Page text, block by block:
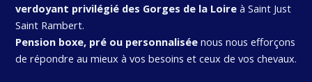
verdoyant privilégié des Gorges de la Loireà Saint Just
Saint Rambert.
Pension boxe, pré ou personnaliséenous nous efforçons
de répondre au mieux à vos besoins et ceux de vos chevaux.